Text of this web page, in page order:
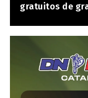
gratuitos de